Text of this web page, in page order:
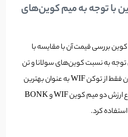
با توجه به میم کوین‌های
بررسی قیمت آن با مقایسه با
به نسبت کوین‌های سولانا و تن
است. در این روش نیز می‌توان فقط از توکن WIF به عنوان بهترین
میم کوین سولانا یا از مجموع ارزش دو میم کوین WIF و BONK
کرد.